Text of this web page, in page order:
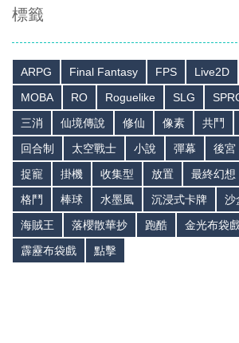
標籤
ARPG Final Fantasy FPS Live2D
MOBA
RO Roguelike SLG
三消
仙境傳說 修仙 像素 共鬥
回合制
太空戰士 小說 彈幕 後宮
捉寵
掛機 收集型 放置 最終幻想
格鬥
棒球 水墨風 沉浸式卡牌 沙
海賊王
落櫻散華抄 跑酷 金光布袋
霹靂布袋戲
點擊